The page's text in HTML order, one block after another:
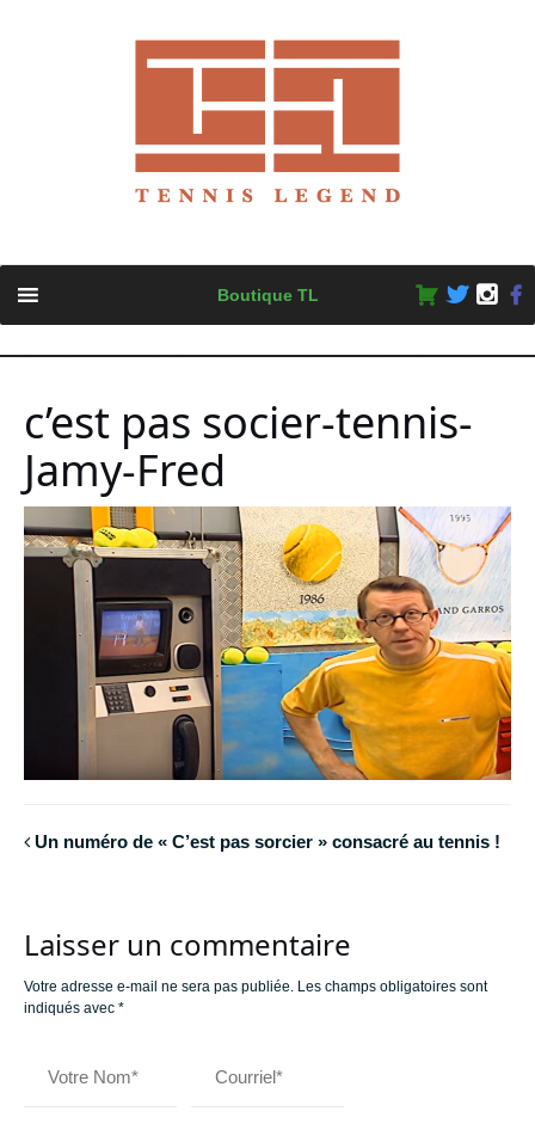
content
Boutique TL
c’est pas socier-tennis-
Jamy-Fred
Un numéro de « C’est pas sorcier » consacré au tennis !
Laisser un commentaire
Votre adresse e-mail ne sera pas publiée. Les champs obligatoires sont
indiqués avec *